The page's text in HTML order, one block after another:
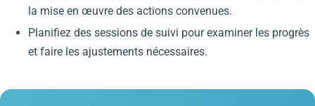
la mise en œuvre des actions convenues.
Planifiez des sessions de suivi pour examiner les progrès
et faire les ajustements nécessaires.